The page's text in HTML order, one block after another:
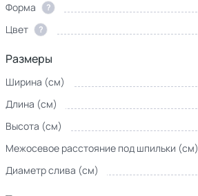
Форма
?
Цвет
?
Размеры
Ширина (см)
Длина (см)
Высота (см)
Межосевое расстояние под шпильки (см)
Диаметр слива (см)